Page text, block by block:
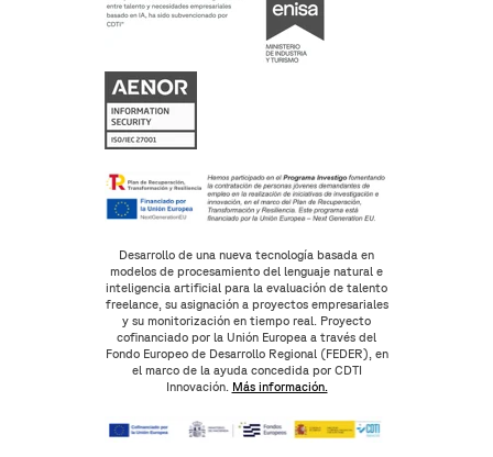
Desarrollo de una nueva tecnología basada en
modelos de procesamiento del lenguaje natural e
inteligencia artificial para la evaluación de talento
freelance, su asignación a proyectos empresariales
y su monitorización en tiempo real. Proyecto
cofinanciado por la Unión Europea a través del
Fondo Europeo de Desarrollo Regional (FEDER), en
el marco de la ayuda concedida por CDTI
Innovación. Más información.